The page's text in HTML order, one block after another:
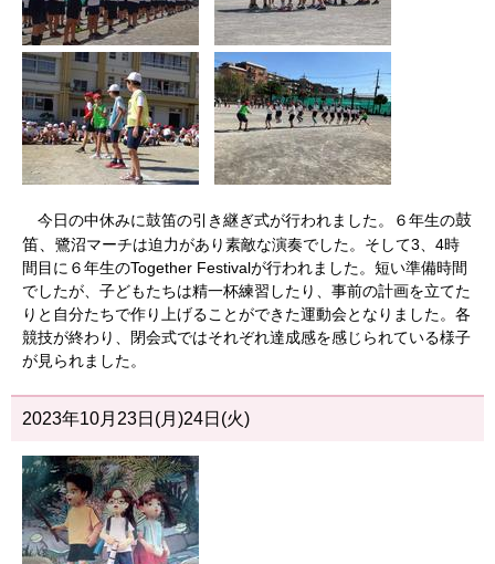
今日の中休みに鼓笛の引き継ぎ式が行われました。６年生の鼓
笛、 鷺沼マーチは迫力があり素敵な演奏でした。そして3、4時
間目に６年生のTogether Festivalが行われました。短い準備時間
でしたが、子どもたちは精一杯練習したり、事前の計画を立てた
りと自分たちで作り上げることができた運動会となりました。各
競技が終わり、閉会式ではそれぞれ達成感を感じられている様子
が見られました。
2023年10月23日(月)24日(火)